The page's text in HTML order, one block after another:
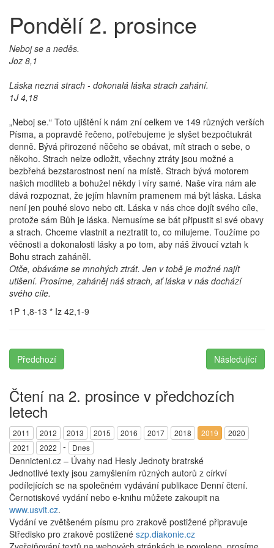
Pondělí 2. prosince
Neboj se a neděs.
Joz 8,1
Láska nezná strach - dokonalá láska strach zahání.
1J 4,18
„Neboj se.“ Toto ujištění k nám zní celkem ve 149 různých verších
Písma, a popravdě řečeno, potřebujeme je slyšet bezpočtukrát
denně. Bývá přirozené něčeho se obávat, mít strach o sebe, o
někoho. Strach nelze odložit, všechny ztráty jsou možné a
bezbřehá bezstarostnost není na místě. Strach bývá motorem
našich modliteb a bohužel někdy i víry samé. Naše víra nám ale
dává rozpoznat, že jejím hlavním pramenem má být láska. Láska
není jen pouhé slovo nebo cit. Láska v nás chce dojít svého cíle,
protože sám Bůh je láska. Nemusíme se bát připustit si své obavy
a strach. Chceme vlastnit a neztratit to, co milujeme. Toužíme po
věčnosti a dokonalosti lásky a po tom, aby náš živoucí vztah k
Bohu strach zaháněl.
Otče, obáváme se mnohých ztrát. Jen v tobě je možné najít
utišení. Prosíme, zaháněj náš strach, ať láska v nás dochází
svého cíle.
1P 1,8-13 * Iz 42,1-9
Předchozí Následující
Čtení na 2. prosince v předchozích
letech
2011 2012 2013 2015 2016 2017 2018 2019
2020
2021
2022 - Dnes
Dennicteni.cz – Úvahy nad Hesly Jednoty bratrské
Jednotlivé texty jsou zamyšlením různých autorů z církví
podílejících se na společném vydávání publikace Denní čtení.
Černotiskové vydání nebo e-knihu můžete zakoupit na
www.usvit.cz.
Vydání ve zvětšeném písmu pro zrakově postižené připravuje
Středisko pro zrakově postižené szp.diakonie.cz